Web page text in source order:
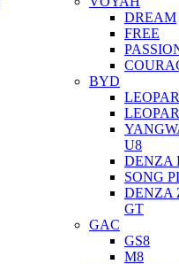
DREAM
FREE
BYD
U8
DENZA
SONG
DENZA
GT
GAC
GS8
M8